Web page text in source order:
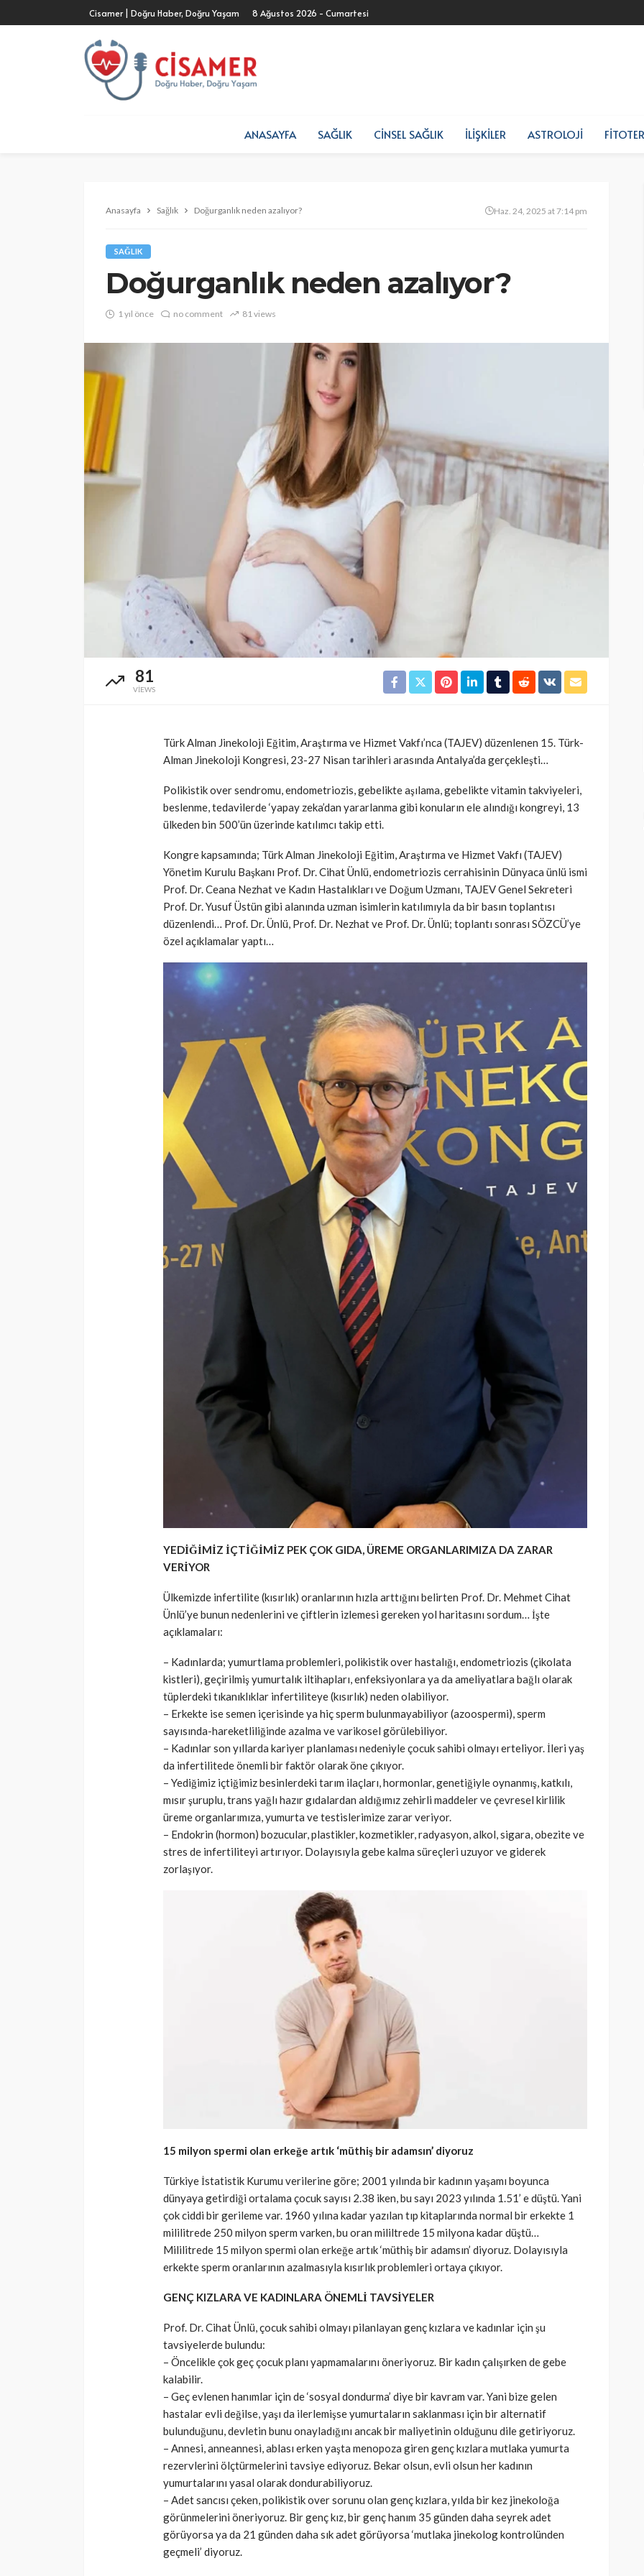
Cisamer | Doğru Haber, Doğru Yaşam 8 Ağustos 2026 - Cumartesi
ANASAYFA SAĞLIK CINSEL SAĞLIK İLIŞKILER ASTROLOJI
Anasayfa Sağlık Doğurganlık neden azalıyor? Haz. 24, 2025 at 7:14 pm
SAĞLIK
Doğurganlık neden azalıyor?
1 yıl önce no comment 81 views
81
VIEWS
Türk Alman Jinekoloji Eğitim, Araştırma ve Hizmet Vakfı’nca (TAJEV) düzenlenen 15. Türk-
Alman Jinekoloji Kongresi, 23-27 Nisan tarihleri arasında Antalya’da gerçekleşti…
Polikistik over sendromu, endometriozis, gebelikte aşılama, gebelikte vitamin takviyeleri,
beslenme, tedavilerde ‘yapay zeka’dan yararlanma gibi konuların ele alındığı kongreyi, 13
ülkeden bin 500’ün üzerinde katılımcı takip etti.
Kongre kapsamında; Türk Alman Jinekoloji Eğitim, Araştırma ve Hizmet Vakfı (TAJEV)
Yönetim Kurulu Başkanı Prof. Dr. Cihat Ünlü, endometriozis cerrahisinin Dünyaca ünlü ismi
Prof. Dr. Ceana Nezhat ve Kadın Hastalıkları ve Doğum Uzmanı, TAJEV Genel Sekreteri
Prof. Dr. Yusuf Üstün gibi alanında uzman isimlerin katılımıyla da bir basın toplantısı
düzenlendi… Prof. Dr. Ünlü, Prof. Dr. Nezhat ve Prof. Dr. Ünlü; toplantı sonrası SÖZCÜ’ye
özel açıklamalar yaptı…
YEDİĞİMİZ İÇTİĞİMİZ PEK ÇOK GIDA, ÜREME ORGANLARIMIZA DA ZARAR
VERİYOR
Ülkemizde infertilite (kısırlık) oranlarının hızla arttığını belirten Prof. Dr. Mehmet Cihat
Ünlü’ye bunun nedenlerini ve çiftlerin izlemesi gereken yol haritasını sordum… İşte
açıklamaları:
– Kadınlarda; yumurtlama problemleri, polikistik over hastalığı, endometriozis (çikolata
kistleri), geçirilmiş yumurtalık iltihapları, enfeksiyonlara ya da ameliyatlara bağlı olarak
tüplerdeki tıkanıklıklar infertiliteye (kısırlık) neden olabiliyor.
– Erkekte ise semen içerisinde ya hiç sperm bulunmayabiliyor (azoospermi), sperm
sayısında-hareketliliğinde azalma ve varikosel görülebiliyor.
– Kadınlar son yıllarda kariyer planlaması nedeniyle çocuk sahibi olmayı erteliyor. İleri yaş
da infertilitede önemli bir faktör olarak öne çıkıyor.
– Yediğimiz içtiğimiz besinlerdeki tarım ilaçları, hormonlar, genetiğiyle oynanmış, katkılı,
mısır şuruplu, trans yağlı hazır gıdalardan aldığımız zehirli maddeler ve çevresel kirlilik
üreme organlarımıza, yumurta ve testislerimize zarar veriyor.
– Endokrin (hormon) bozucular, plastikler, kozmetikler, radyasyon, alkol, sigara, obezite ve
stres de infertiliteyi artırıyor. Dolayısıyla gebe kalma süreçleri uzuyor ve giderek
zorlaşıyor.
15 milyon spermi olan erkeğe artık ‘müthiş bir adamsın’ diyoruz
Türkiye İstatistik Kurumu verilerine göre; 2001 yılında bir kadının yaşamı boyunca
dünyaya getirdiği ortalama çocuk sayısı 2.38 iken, bu sayı 2023 yılında 1.51’ e düştü. Yani
çok ciddi bir gerileme var. 1960 yılına kadar yazılan tıp kitaplarında normal bir erkekte 1
mililitrede 250 milyon sperm varken, bu oran mililtrede 15 milyona kadar düştü…
Mililitrede 15 milyon spermi olan erkeğe artık ‘müthiş bir adamsın’ diyoruz. Dolayısıyla
erkekte sperm oranlarının azalmasıyla kısırlık problemleri ortaya çıkıyor.
GENÇ KIZLARA VE KADINLARA ÖNEMLİ TAVSİYELER
Prof. Dr. Cihat Ünlü, çocuk sahibi olmayı pilanlayan genç kızlara ve kadınlar için şu
tavsiyelerde bulundu:
– Öncelikle çok geç çocuk planı yapmamalarını öneriyoruz. Bir kadın çalışırken de gebe
kalabilir.
– Geç evlenen hanımlar için de ‘sosyal dondurma’ diye bir kavram var. Yani bize gelen
hastalar evli değilse, yaşı da ilerlemişse yumurtaların saklanması için bir alternatif
bulunduğunu, devletin bunu onayladığını ancak bir maliyetinin olduğunu dile getiriyoruz.
– Annesi, anneannesi, ablası erken yaşta menopoza giren genç kızlara mutlaka yumurta
rezervlerini ölçtürmelerini tavsiye ediyoruz. Bekar olsun, evli olsun her kadının
yumurtalarını yasal olarak dondurabiliyoruz.
– Adet sancısı çeken, polikistik over sorunu olan genç kızlara, yılda bir kez jinekoloğa
görünmelerini öneriyoruz. Bir genç kız, bir genç hanım 35 günden daha seyrek adet
görüyorsa ya da 21 günden daha sık adet görüyorsa ‘mutlaka jinekolog kontrolünden
geçmeli’ diyoruz.
SAĞLIK